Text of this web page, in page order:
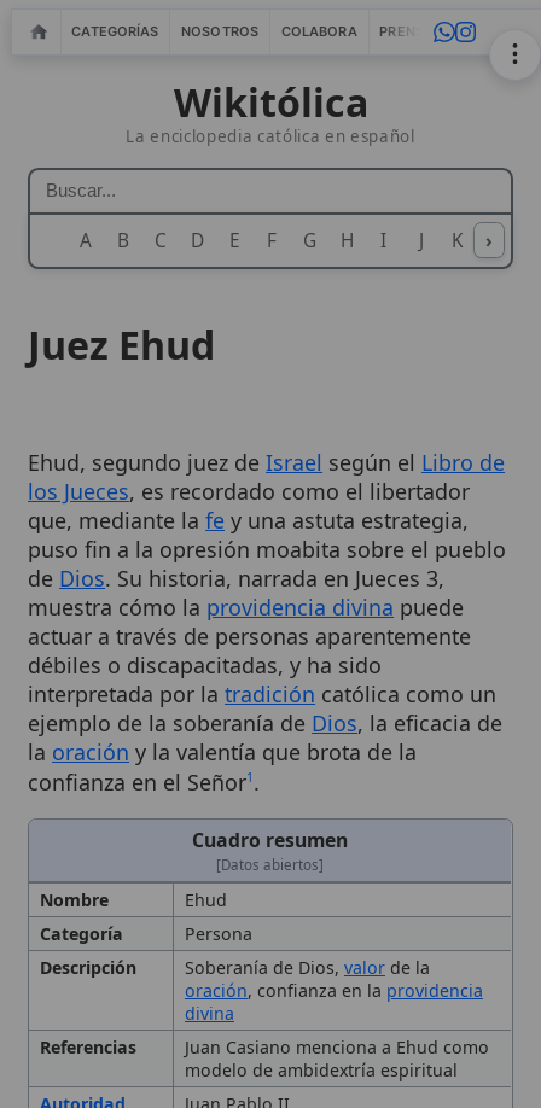
CATEGORÍAS NOSOTROS COLABORA PRENSA WEBMASTERS
Wikitólica
La enciclopedia católica en español
A B C D E F G H I J K L M
›
que, mediante lafey una astuta estrategia,
puso fin a la opresión moabita sobre el pueblo
deDios. Su historia, narrada en Jueces 3,
muestra cómo laprovidencia divinapuede
actuar a través de personas aparentemente
débiles o discapacitadas, y ha sido
interpretada por latradicióncatólica como un
ejemplo de la soberanía de Dios, la eficacia de
la oración
y la valentía que brota de la
confianza en el Señor 1.
Cuadro resumen
[Datos abiertos]
Nombre
Ehud
Persona
Descripción
Soberanía de Dios,valorde la
oración, confianza en la
divina
Referencias
Juan Casiano menciona a Ehud como
modelo de ambidextría espiritual
Juan Pablo II
Contexto Periodo de los jueces;Israel oprimido
por Moab durante 18 años bajo el rey
Eglón